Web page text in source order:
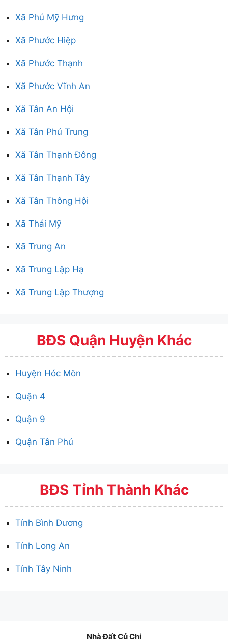
Xã Phú Mỹ Hưng
Xã Phước Hiệp
Xã Phước Thạnh
Xã Phước Vĩnh An
Xã Tân An Hội
Xã Tân Phú Trung
Xã Tân Thạnh Đông
Xã Tân Thạnh Tây
Xã Tân Thông Hội
Xã Thái Mỹ
Xã Trung An
Xã Trung Lập Hạ
Xã Trung Lập Thượng
BĐS Quận Huyện Khác
Huyện Hóc Môn
Quận 4
Quận 9
Quận Tân Phú
BĐS Tỉnh Thành Khác
Tỉnh Bình Dương
Tỉnh Long An
Tỉnh Tây Ninh
Nhà Đất Củ Chi